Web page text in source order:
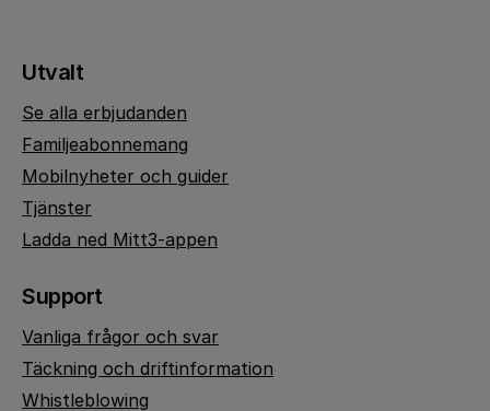
Utvalt
Se alla erbjudanden
Familjeabonnemang
Mobilnyheter och guider
Tjänster
Ladda ned Mitt3-appen
Support
Vanliga frågor och svar
Täckning och driftinformation
Whistleblowing